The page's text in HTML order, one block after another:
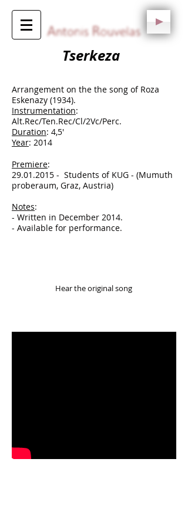
Tserkeza
Arrangement on the the song of Roza
Eskenazy (1934).
Instrumentation:
Alt.Rec/Ten.Rec/Cl/2Vc/Perc.
Duration: 4,5'
Year: 2014
Premiere:
29.01.2015 - Students of KUG - (Mumuth
proberaum, Graz, Austria)
Notes:
- Written in December 2014.
- Available for performance.
Hear the original song